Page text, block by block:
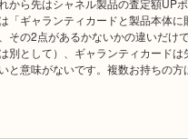
ら先はシャネル製品の査定額UPポ
「ギャランティカードと製品本体
その2点があるかないかの違いだ
別として）、ギャランティカード
意味がないです。複数お持ちの方